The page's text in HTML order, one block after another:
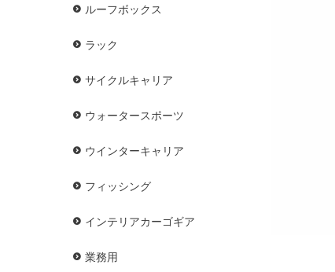
ルーフボックス
ラック
サイクルキャリア
ウォータースポーツ
ウインターキャリア
フィッシング
インテリアカーゴギア
業務用